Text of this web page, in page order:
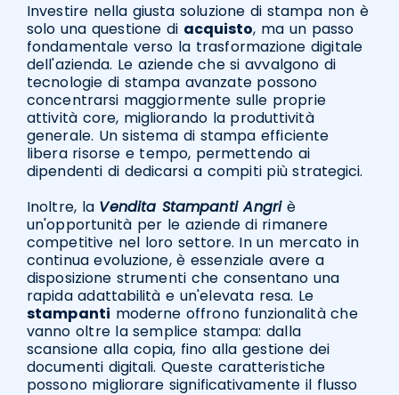
Investire nella giusta soluzione di stampa non è
solo una questione di acquisto, ma un passo
fondamentale verso la trasformazione digitale
dell'azienda. Le aziende che si avvalgono di
tecnologie di stampa avanzate possono
concentrarsi maggiormente sulle proprie
attività core, migliorando la produttività
generale. Un sistema di stampa efficiente
libera risorse e tempo, permettendo ai
dipendenti di dedicarsi a compiti più strategici.
Inoltre, la Vendita Stampanti Angriè
un'opportunità per le aziende di rimanere
competitive nel loro settore. In un mercato in
continua evoluzione, è essenziale avere a
disposizione strumenti che consentano una
rapida adattabilità e un'elevata resa. Le
stampanti moderne offrono funzionalità che
vanno oltre la semplice stampa: dalla
scansione alla copia, fino alla gestione dei
documenti digitali. Queste caratteristiche
possono migliorare significativamente il flusso